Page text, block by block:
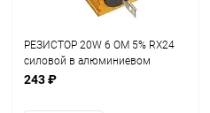
РЕЗИСТОР 20W 6 OM 5% RX24
силовой в алюминиевом
корпусе
243 ₽